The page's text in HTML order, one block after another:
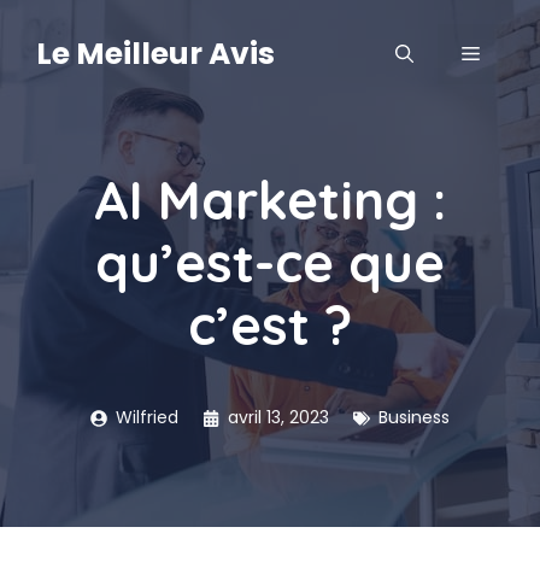
contenu
Le Meilleur Avis MENU
AI Marketing :
qu’est-ce que
c’est ?
Wilfried avril 13, 2023 Business